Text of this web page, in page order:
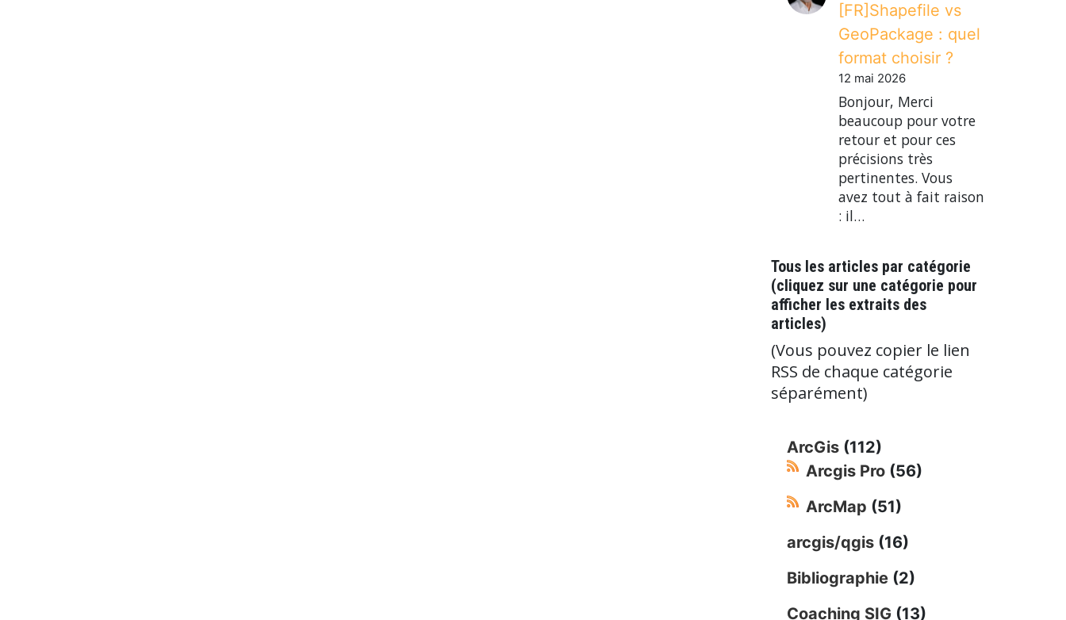
[FR]Shapefile vs
GeoPackage : quel
format choisir ?
12 mai 2026
Bonjour, Merci
beaucoup pour votre
retour et pour ces
précisions très
pertinentes. Vous
avez tout à fait raison
: il…
Tous les articles par catégorie
(cliquez sur une catégorie pour
afficher les extraits des
articles)
(Vous pouvez copier le lien
RSS de chaque catégorie
séparément)
ArcGis (112)
Arcgis Pro (56)
ArcMap (51)
arcgis/qgis (16)
Bibliographie (2)
Coaching SIG (13)